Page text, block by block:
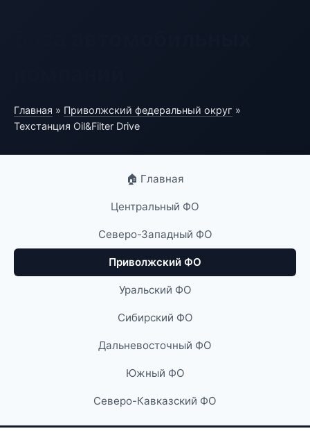
Главная » Приволжский федеральный округ »
Техстанция Oil&Filter Drive
🏠 Главная
Центральный ФО
Северо-Западный ФО
Приволжский ФО
Уральский ФО
Сибирский ФО
Дальневосточный ФО
Южный ФО
Северо-Кавказский ФО